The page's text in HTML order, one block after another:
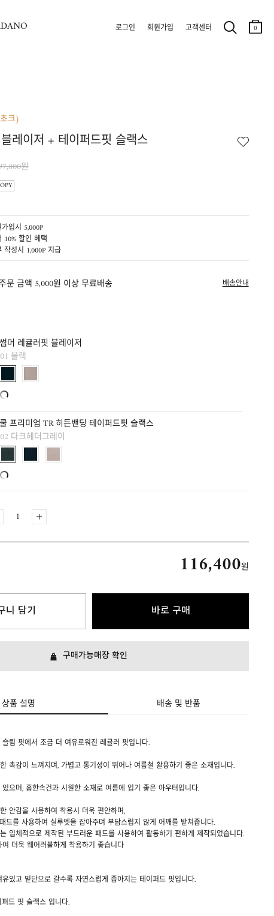
로그인 회원가입 고객센터 0
크)
레이저 + 테이퍼드핏 슬랙스
원
입시 5,000P
10% 할인 혜택
작성시 1,000P 지급
문 금액 5,000원 이상 무료배송 배송안내
썸머 레귤러핏 블레이저
01 블랙
쿨 프리미엄 TR 히든밴딩 테이퍼드핏 슬랙스
02 다크헤더그레이
116,400원
니 담기 바로 구매
구매가능매장 확인
상품 설명 배송 및 반품
림 핏에서 조금 더 여유로워진 레귤러 핏입니다.
촉감이 느껴지며, 가볍고 통기성이 뛰어나 여름철 활용하기 좋은 소재입니다.
으며, 흡한속건과 시원한 소재로 여름에 입기 좋은 아우터입니다.
안감을 사용하여 착용시 더욱 편안하며,
드를 사용하여 실루엣을 잡아주며 부담스럽지 않게 어깨를 받쳐줍니다.
입체적으로 제작된 부드러운 패드를 사용하여 활동하기 편하게 제작되었습니다.
더욱 웨어러블하게 착용하기 좋습니다
있고 밑단으로 갈수록 자연스럽게 좁아지는 테이퍼드 핏입니다.
드 핏 슬랙스 입니다.